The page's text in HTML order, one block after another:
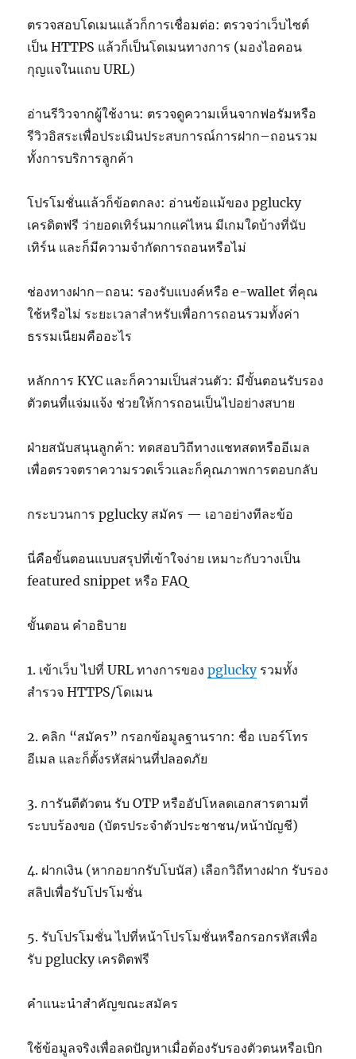
ตรวจสอบโดเมนแล้วก็การเชื่อมต่อ: ตรวจว่าเว็บไซต์
เป็น HTTPS แล้วก็เป็นโดเมนทางการ (มองไอคอน
กุญแจในแถบ URL)
อ่านรีวิวจากผู้ใช้งาน: ตรวจดูความเห็นจากฟอรัมหรือ
รีวิวอิสระเพื่อประเมินประสบการณ์การฝาก–ถอนรวม
ทั้งการบริการลูกค้า
โปรโมชั่นแล้วก็ข้อตกลง: อ่านข้อแม้ของ pglucky
เครดิตฟรี ว่ายอดเทิร์นมากแค่ไหน มีเกมใดบ้างที่นับ
เทิร์น และก็มีความจำกัดการถอนหรือไม่
ช่องทางฝาก–ถอน: รองรับแบงค์หรือ e-wallet ที่คุณ
ใช้หรือไม่ ระยะเวลาสำหรับเพื่อการถอนรวมทั้งค่า
ธรรมเนียมคืออะไร
หลักการ KYC และก็ความเป็นส่วนตัว: มีขั้นตอนรับรอง
ตัวตนที่แจ่มแจ้ง ช่วยให้การถอนเป็นไปอย่างสบาย
ฝ่ายสนับสนุนลูกค้า: ทดสอบวิถีทางแชทสดหรืออีเมล
เพื่อตรวจตราความรวดเร็วและก็คุณภาพการตอบกลับ
กระบวนการ pglucky สมัคร — เอาอย่างทีละข้อ
นี่คือขั้นตอนแบบสรุปที่เข้าใจง่าย เหมาะกับวางเป็น
featured snippet หรือ FAQ
ขั้นตอน คำอธิบาย
1. เข้าเว็บ ไปที่ URL ทางการของpgluckyรวมทั้ง
สำรวจ HTTPS/โดเมน
2. คลิก “สมัคร” กรอกข้อมูลฐานราก: ชื่อ เบอร์โทร
อีเมล และก็ตั้งรหัสผ่านที่ปลอดภัย
3. การันตีตัวตน รับ OTP หรืออัปโหลดเอกสารตามที่
ระบบร้องขอ (บัตรประจำตัวประชาชน/หน้าบัญชี)
4. ฝากเงิน (หากอยากรับโบนัส) เลือกวิถีทางฝาก รับรอง
สลิปเพื่อรับโปรโมชั่น
5. รับโปรโมชั่น ไปที่หน้าโปรโมชั่นหรือกรอกรหัสเพื่อ
รับ pglucky เครดิตฟรี
คำแนะนำสำคัญขณะสมัคร
ใช้ข้อมูลจริงเพื่อลดปัญหาเมื่อต้องรับรองตัวตนหรือเบิก